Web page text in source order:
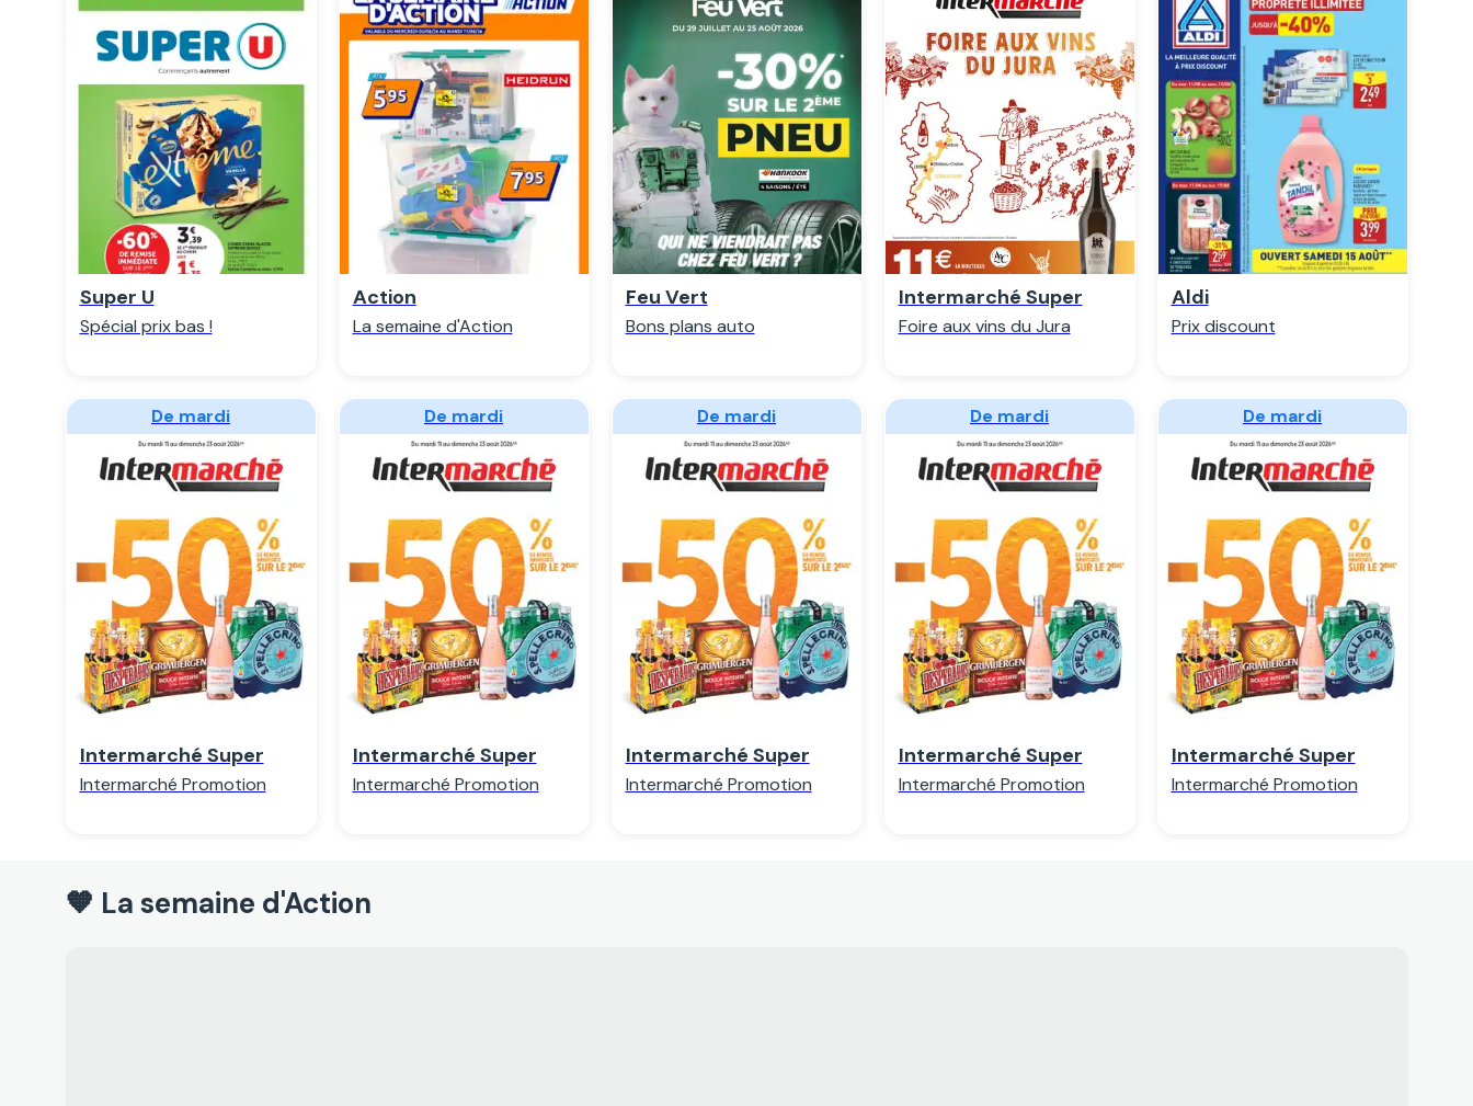
Regarder
Super U
Spécial prix bas !
Regarder
Action
La semaine d'Action
Regarder
Feu Vert
Bons plans auto
Regarder
Intermarché Super
Foire aux vins du Jura
Regarder
Aldi
Prix discount
Regarder
Intermarché Super
Intermarché Promotion
Regarder
Intermarché Super
Intermarché Promotion
Regarder
Intermarché Super
Intermarché Promotion
Regarder
Intermarché Super
Intermarché Promotion
Regarder
Intermarché Super
Intermarché Promotion
🧡 La semaine d'Action